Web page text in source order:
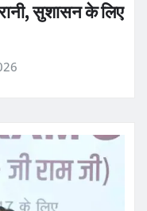
सुशासन के लिए